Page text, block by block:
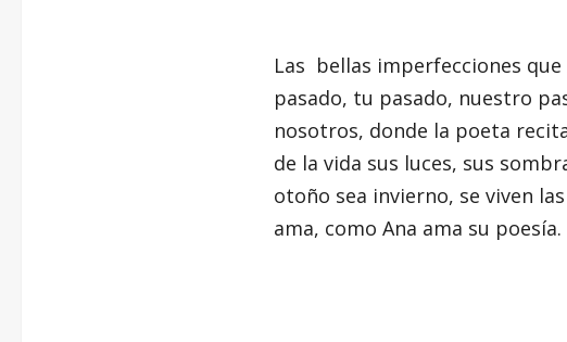
Las bellas imperfecciones que
pasado, tu pasado, nuestro
nosotros, donde la poeta
de la vida sus luces, sus
otoño sea invierno, se viven
ama, como Ana ama su poesía.